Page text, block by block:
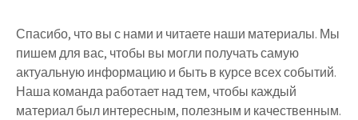
Спасибо, что вы с нами и читаете наши материалы. Мы
пишем для вас, чтобы вы могли получать самую
актуальную информацию и быть в курсе всех событий.
Наша команда работает над тем, чтобы каждый
материал был интересным, полезным и качественным.